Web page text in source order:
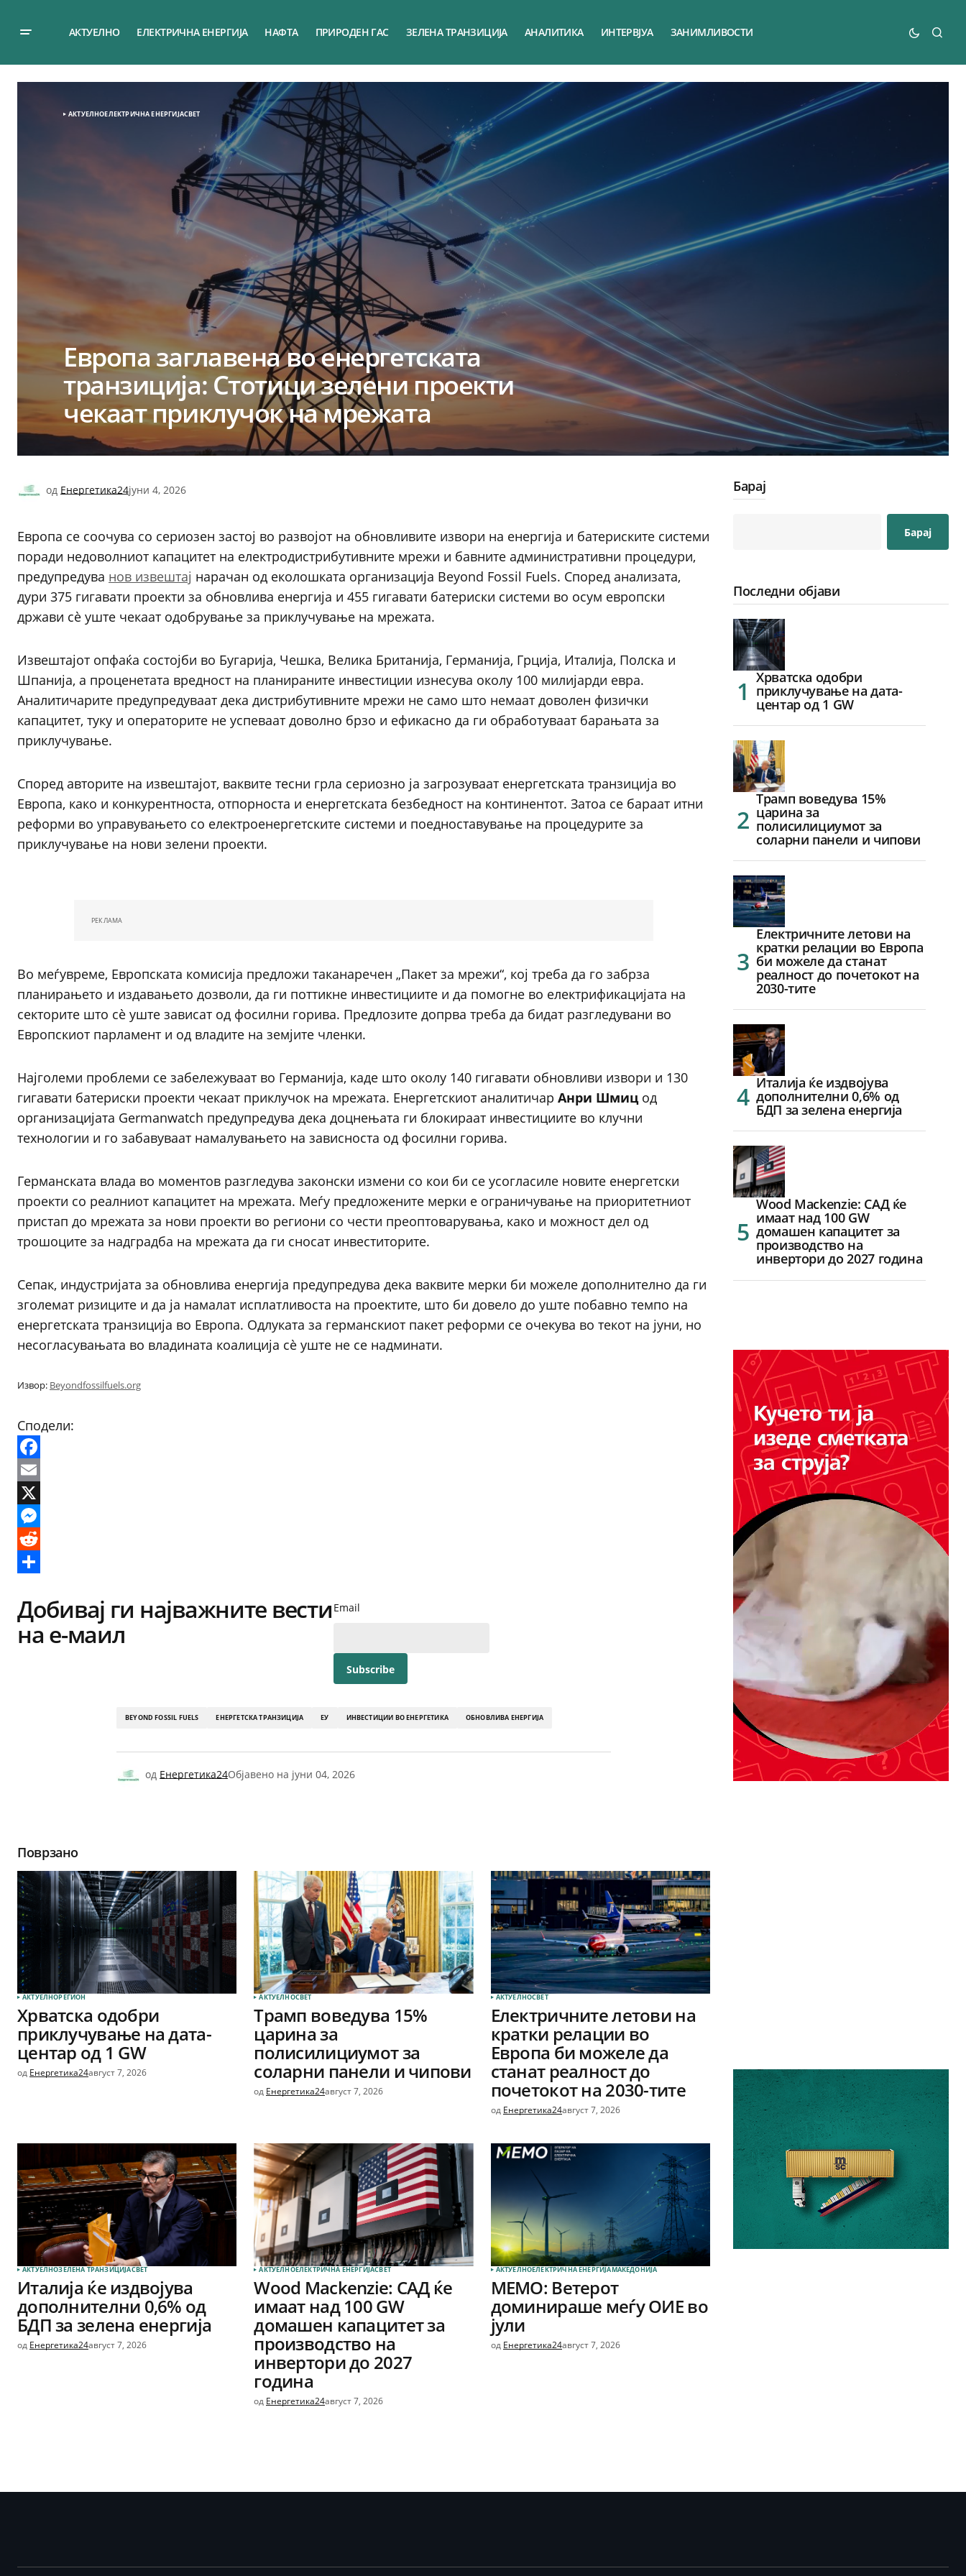
АКТУЕЛНО ЕЛЕКТРИЧНА ЕНЕРГИЈА НАФТА ПРИРОДЕН ГАС ЗЕЛЕНА ТРАНЗИЦИЈА АНАЛИТИКА ИНТЕРВЈУА ЗАНИМЛИВОСТИ
АКТУЕЛНОЕЛЕКТРИЧНА ЕНЕРГИЈАСВЕТ
Европа заглавена во енергетската
транзиција: Стотици зелени проекти
чекаат приклучок на мрежата
од Енергетика24јуни 4, 2026
Европа се соочува со сериозен застој во развојот на обновливите извори на енергија и батериските системи
поради недоволниот капацитет на електродистрибутивните мрежи и бавните административни процедури,
предупредува нов извештај нарачан од еколошката организација Beyond Fossil Fuels. Според анализата,
дури 375 гигавати проекти за обновлива енергија и 455 гигавати батериски системи во осум европски
држави сè уште чекаат одобрување за приклучување на мрежата.
Извештајот опфаќа состојби во Бугарија, Чешка, Велика Британија, Германија, Грција, Италија, Полска и
Шпанија, а проценетата вредност на планираните инвестиции изнесува околу 100 милијарди евра.
Аналитичарите предупредуваат дека дистрибутивните мрежи не само што немаат доволен физички
капацитет, туку и операторите не успеваат доволно брзо и ефикасно да ги обработуваат барањата за
приклучување.
Според авторите на извештајот, ваквите тесни грла сериозно ја загрозуваат енергетската транзиција во
Европа, како и конкурентноста, отпорноста и енергетската безбедност на континентот. Затоа се бараат итни
реформи во управувањето со електроенергетските системи и поедноставување на процедурите за
приклучување на нови зелени проекти.
РЕКЛАМА
Во меѓувреме, Европската комисија предложи таканаречен „Пакет за мрежи“, кој треба да го забрза
планирањето и издавањето дозволи, да ги поттикне инвестициите и да помогне во електрификацијата на
секторите што сè уште зависат од фосилни горива. Предлозите допрва треба да бидат разгледувани во
Европскиот парламент и од владите на земјите членки.
Најголеми проблеми се забележуваат во Германија, каде што околу 140 гигавати обновливи извори и 130
гигавати батериски проекти чекаат приклучок на мрежата. Енергетскиот аналитичар Анри Шмиц од
организацијата Germanwatch предупредува дека доцнењата ги блокираат инвестициите во клучни
технологии и го забавуваат намалувањето на зависноста од фосилни горива.
Германската влада во моментов разгледува законски измени со кои би се усогласиле новите енергетски
проекти со реалниот капацитет на мрежата. Меѓу предложените мерки е ограничување на приоритетниот
пристап до мрежата за нови проекти во региони со чести преоптоварувања, како и можност дел од
трошоците за надградба на мрежата да ги сносат инвеститорите.
Сепак, индустријата за обновлива енергија предупредува дека ваквите мерки би можеле дополнително да ги
зголемат ризиците и да ја намалат исплатливоста на проектите, што би довело до уште побавно темпо на
енергетската транзиција во Европа. Одлуката за германскиот пакет реформи се очекува во текот на јуни, но
несогласувањата во владината коалиција сè уште не се надминати.
Извор: Beyondfossilfuels.org
Сподели:
Facebook
Email
X
Messenger
Reddit
Добивај ги најважните вести
на е-маил
Email
BEYOND FOSSIL FUELS ЕНЕРГЕТСКА ТРАНЗИЦИЈА ЕУ ИНВЕСТИЦИИ ВО ЕНЕРГЕТИКА ОБНОВЛИВА ЕНЕРГИЈА
од Енергетика24Објавено на јуни 04, 2026
Поврзано
АКТУЕЛНОРЕГИОН
Хрватска одобри
приклучување на дата-
центар од 1 GW
од Енергетика24август 7, 2026
АКТУЕЛНОСВЕТ
Трамп воведува 15%
царина за
полисилициумот за
соларни панели и чипови
од Енергетика24август 7, 2026
АКТУЕЛНОСВЕТ
Електричните летови на
кратки релации во
Европа би можеле да
станат реалност до
почетокот на 2030-тите
од Енергетика24август 7, 2026
АКТУЕЛНОЗЕЛЕНА ТРАНЗИЦИЈАСВЕТ
Италија ќе издвојува
дополнителни 0,6% од
БДП за зелена енергија
од Енергетика24август 7, 2026
АКТУЕЛНОЕЛЕКТРИЧНА ЕНЕРГИЈАСВЕТ
Wood Mackenzie: САД ќе
имаат над 100 GW
домашен капацитет за
производство на
инвертори до 2027
година
од Енергетика24август 7, 2026
АКТУЕЛНОЕЛЕКТРИЧНА ЕНЕРГИЈАМАКЕДОНИЈА
МЕМО: Ветерот
доминираше меѓу ОИЕ во
јули
од Енергетика24август 7, 2026
Барај
Барај
Последни објави
Хрватска одобри
приклучување на дата-
центар од 1 GW
Трамп воведува 15%
царина за
полисилициумот за
соларни панели и чипови
Електричните летови на
кратки релации во Европа
би можеле да станат
реалност до почетокот на
2030-тите
Италија ќе издвојува
дополнителни 0,6% од
БДП за зелена енергија
Wood Mackenzie: САД ќе
имаат над 100 GW
домашен капацитет за
производство на
инвертори до 2027 година